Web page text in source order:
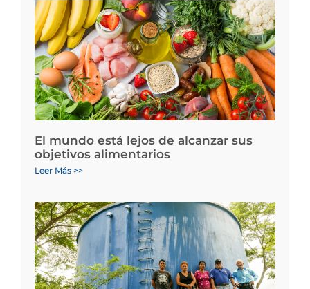
El mundo está lejos de alcanzar sus
objetivos alimentarios
Leer Más >>